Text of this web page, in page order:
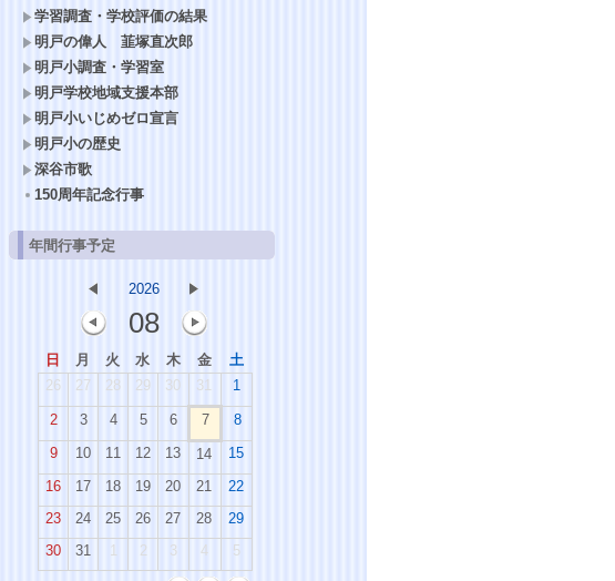
学習調査・学校評価の結果
明戸の偉人 韮塚直次郎
明戸小調査・学習室
明戸学校地域支援本部
明戸小いじめゼロ宣言
明戸小の歴史
深谷市歌
150周年記念行事
年間行事予定
2026
08
日 月 火 水 木 金
土
26
27 28 29 30 31 1
2 3 4 5 6 7
8
9
10 11 12 13 14
15
16
17 18 19 20 21
22
23
24 25 26 27 28
29
30
31 1 2 3 4 5